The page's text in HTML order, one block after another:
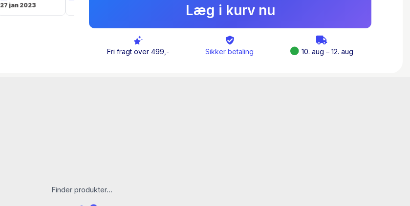
27 jan 2023
Anders Otte Stensager har i samarbejde med museer og samlinger i
ind- og udland udvalgt de 25 fysiske steder og genstande i bogen her i
et forsøg på at øge vores forståelse af det nazistiske folkedrab på
jøderne og det, der ledte op til det.
Læg i kurv nu
Fri fragt over 499,- Sikker betaling 10. aug – 12. aug
Finder produkter...